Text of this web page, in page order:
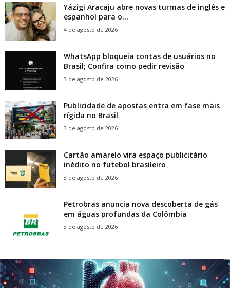
Yázigi Aracaju abre novas turmas de inglês e
espanhol para o...
4 de agosto de 2026
WhatsApp bloqueia contas de usuários no
Brasil; Confira como pedir revisão
3 de agosto de 2026
Publicidade de apostas entra em fase mais
rígida no Brasil
3 de agosto de 2026
Cartão amarelo vira espaço publicitário
inédito no futebol brasileiro
3 de agosto de 2026
Petrobras anuncia nova descoberta de gás
em águas profundas da Colômbia
3 de agosto de 2026